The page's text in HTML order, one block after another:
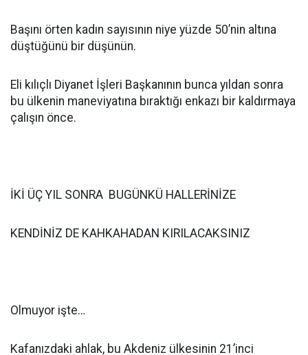
Başını örten kadın sayısının niye yüzde 50’nin altına
düştüğünü bir düşünün.
Eli kılıçlı Diyanet İşleri Başkanının bunca yıldan sonra
bu ülkenin maneviyatına bıraktığı enkazı bir kaldırmaya
çalışın önce.
İKİ ÜÇ YIL SONRA BUGÜNKÜ HALLERİNİZE
KENDİNİZ DE KAHKAHADAN KIRILACAKSINIZ
Olmuyor işte…
Kafanızdaki ahlak, bu Akdeniz ülkesinin 21’inci